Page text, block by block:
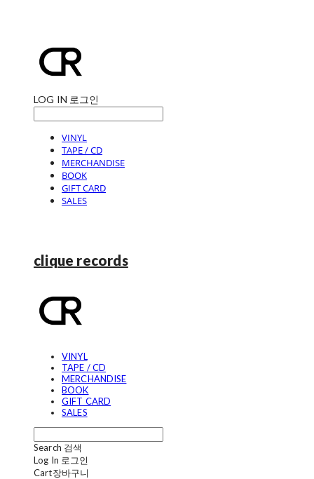
LOG IN 로그인
VINYL
TAPE / CD
MERCHANDISE
BOOK
GIFT CARD
SALES
clique records
VINYL
TAPE / CD
MERCHANDISE
BOOK
GIFT CARD
SALES
Search 검색
Log In 로그인
Cart장바구니